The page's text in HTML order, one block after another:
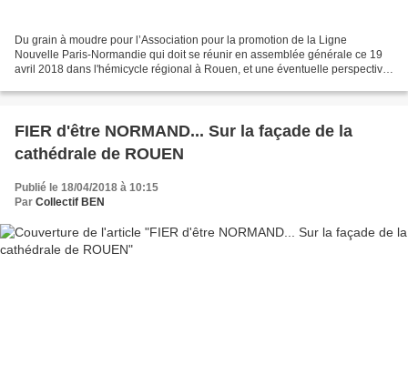
Du grain à moudre pour l’Association pour la promotion de la Ligne
Nouvelle Paris-Normandie qui doit se réunir en assemblée générale ce 19
avril 2018 dans l'hémicycle régional à Rouen, et une éventuelle perspective
FIER d'être NORMAND... Sur la façade de la
cathédrale de ROUEN
Publié le 18/04/2018 à 10:15
Par Collectif BEN